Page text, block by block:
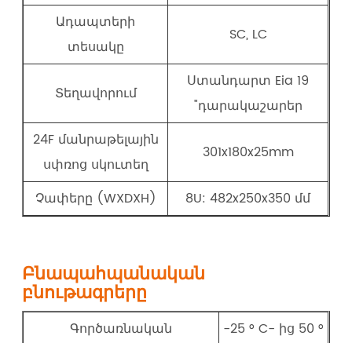
Ադապտերի
տեսակը
SC, LC
Տեղավորում
Ստանդարտ Eia 19
"դարակաշարեր
24F մանրաթելային
սփռոց սկուտեղ
301x180x25mm
Չափերը (WXDXH) 8U: 482x250x350 մմ
Բնապահպանական
բնութագրերը
Գործառնական
-25 ° C- ից 50 °